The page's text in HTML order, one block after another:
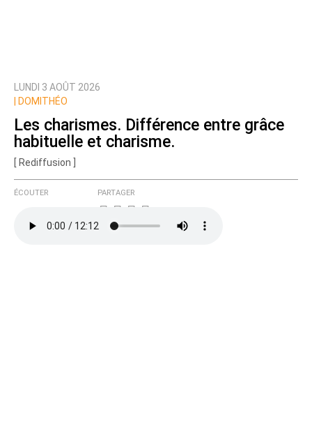
LUNDI 3 AOÛT 2026
DOMITHÉO
Les charismes. Différence entre grâce
habituelle et charisme.
[ Rediffusion ]
ÉCOUTER PARTAGER